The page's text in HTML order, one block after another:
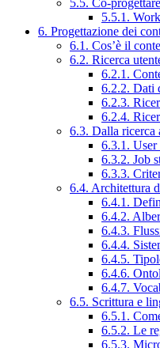
5.5.1.
6. Progettazione dei
6.1. Cos’è il
6.2. Ricerca
6.2.1.
6.2.2. Dati
6.2.3.
6.2.4.
6.3. Dalla ricerca
6.3.1. User
6.3.2. Job
6.3.3.
6.4. Architettura
6.4.1.
6.4.2.
6.4.3.
6.4.4.
6.4.5.
6.4.6.
6.4.7.
6.5. Scrittura e
6.5.1.
6.5.2. Le
6.5.3.